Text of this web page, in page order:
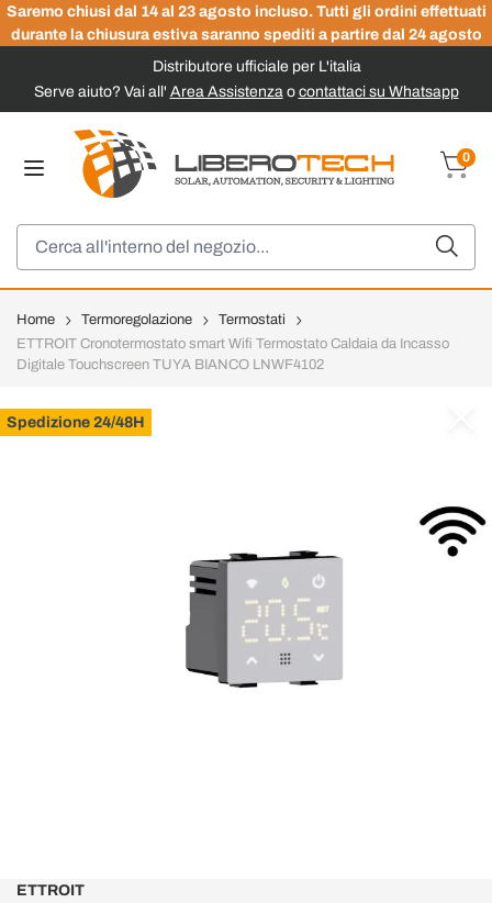
Saremo chiusi dal 14 al 23 agosto incluso. Tutti gli ordini effettuati
durante la chiusura estiva saranno spediti a partire dal 24 agosto
Distributore ufficiale per L'italia
Serve aiuto? Vai all' Area Assistenzao contattaci su Whatsapp
0
Home Termoregolazione
Termostati
ETTROIT Cronotermostato smart Wifi Termostato Caldaia da Incasso
Digitale Touchscreen TUYA BIANCO LNWF4102
Spedizione 24/48H
ETTROIT